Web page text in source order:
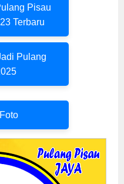
Pisau
Terbaru
Pulang